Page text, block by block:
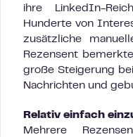
ihre LinkedIn-
Hunderte von
zusätzliche
Rezensent
große Steigerung
Nachrichten und
Relativ einfach
Mehrere